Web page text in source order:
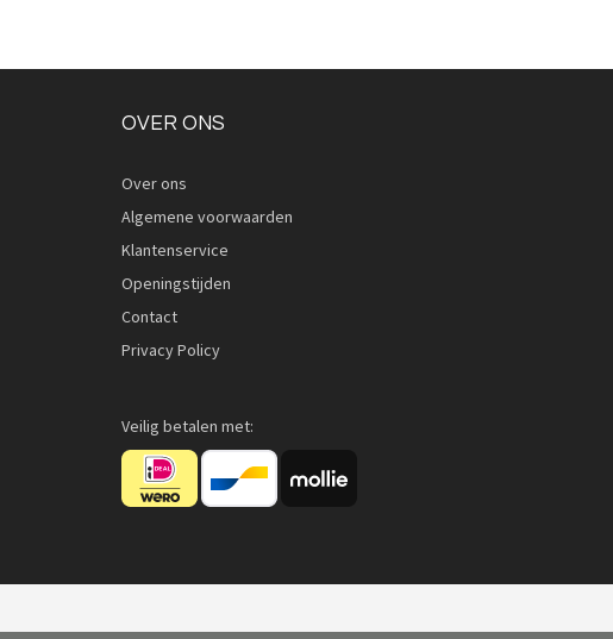
OVER ONS
Over ons
Algemene voorwaarden
Klantenservice
Openingstijden
Contact
Privacy Policy
Veilig betalen met: